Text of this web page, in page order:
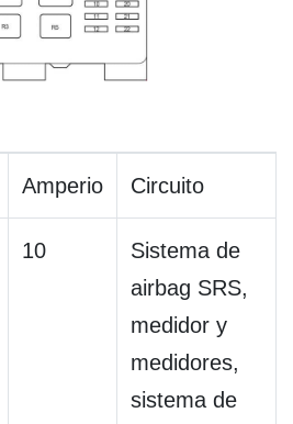
Amperio Circuito
10
Sistema de
airbag SRS,
medidor y
medidores,
sistema de